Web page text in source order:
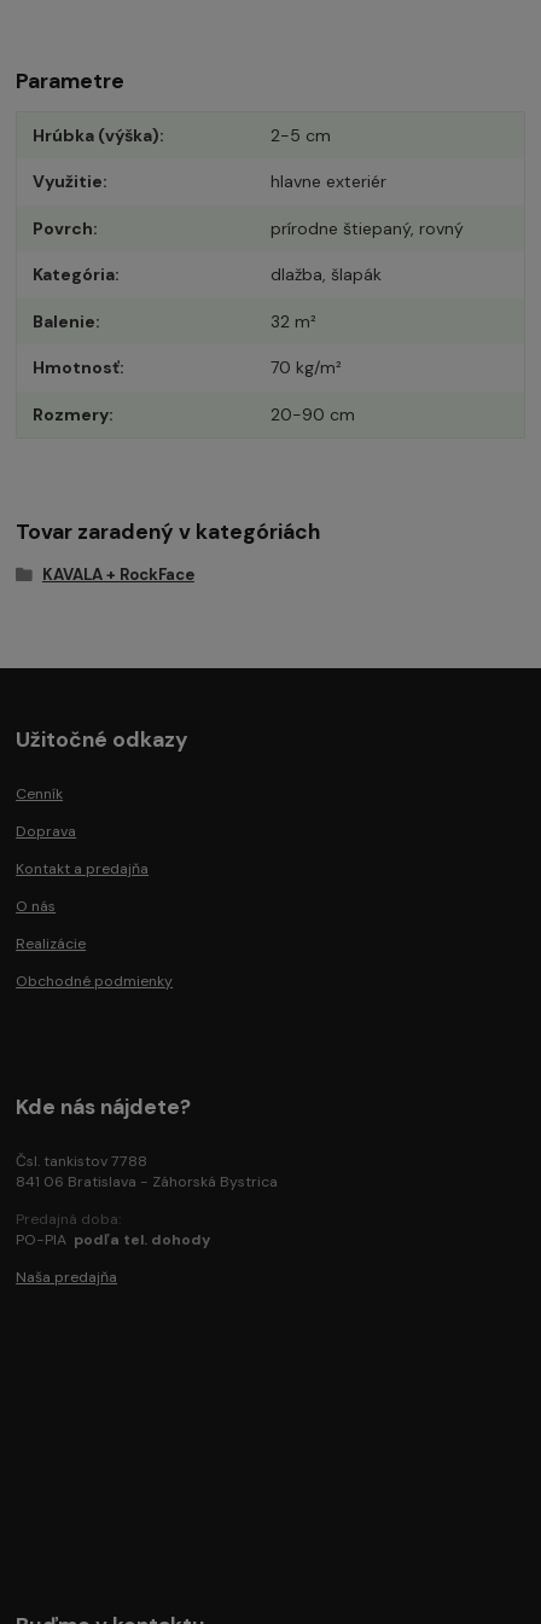
Parametre
Hrúbka (výška) 2-5 cm
Využitie hlavne exteriér
Povrch prírodne štiepaný, rovný
Kategória dlažba, šlapák
Balenie 32 m²
Hmotnosť 70 kg/m²
Rozmery 20-90 cm
Tovar zaradený v kategóriách
KAVALA + RockFace
Užitočné odkazy
Cenník
Doprava
Kontakt a predajňa
O nás
Realizácie
Obchodné podmienky
Kde nás nájdete?
Čsl. tankistov 7788
841 06 Bratislava - Záhorská Bystrica
Predajná doba:
PO-PIA podľa tel. dohody
Naša predajňa